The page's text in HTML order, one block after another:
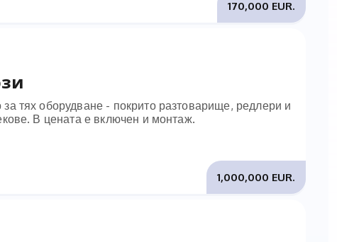
170,000 EUR.
тях оборудване - покрито разтоварище, редлери и
В цената е включен и монтаж.
1,000,000 EUR.